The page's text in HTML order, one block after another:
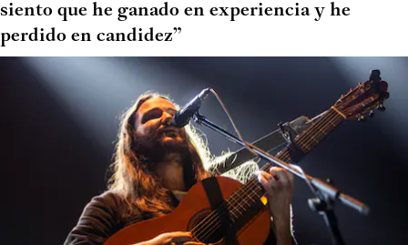
siento que he ganado en experiencia y he
perdido en candidez”